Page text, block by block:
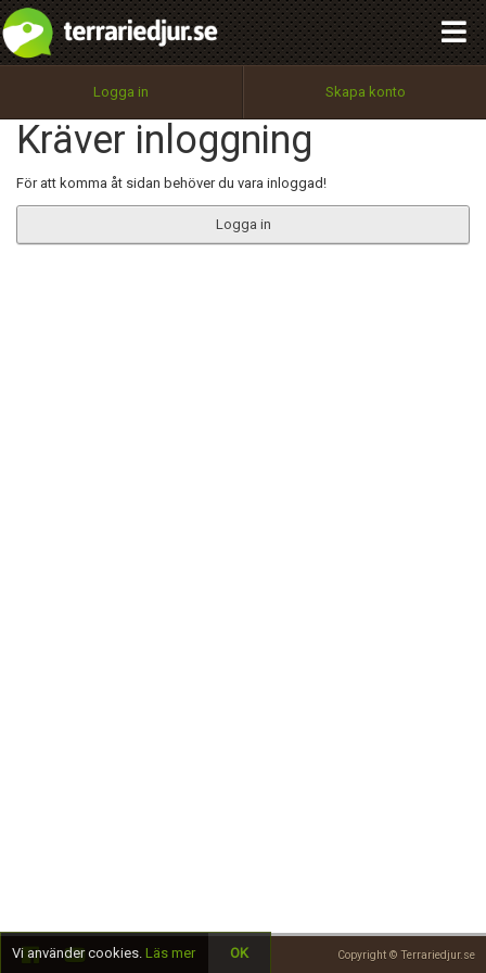
Logga in Skapa konto
Kräver inloggning
För att komma åt sidan behöver du vara inloggad!
Logga in
Copyright © Terrariedjur.se
Utför
100%
OK
integritetspolicy
Namn:
Epost:
Begär nytt lösenord
Tillbaka till förstasidan
Vi använder cookies. Läs mer OK